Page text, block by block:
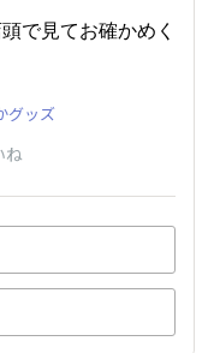
で見てお確かめく
グッズ
ね